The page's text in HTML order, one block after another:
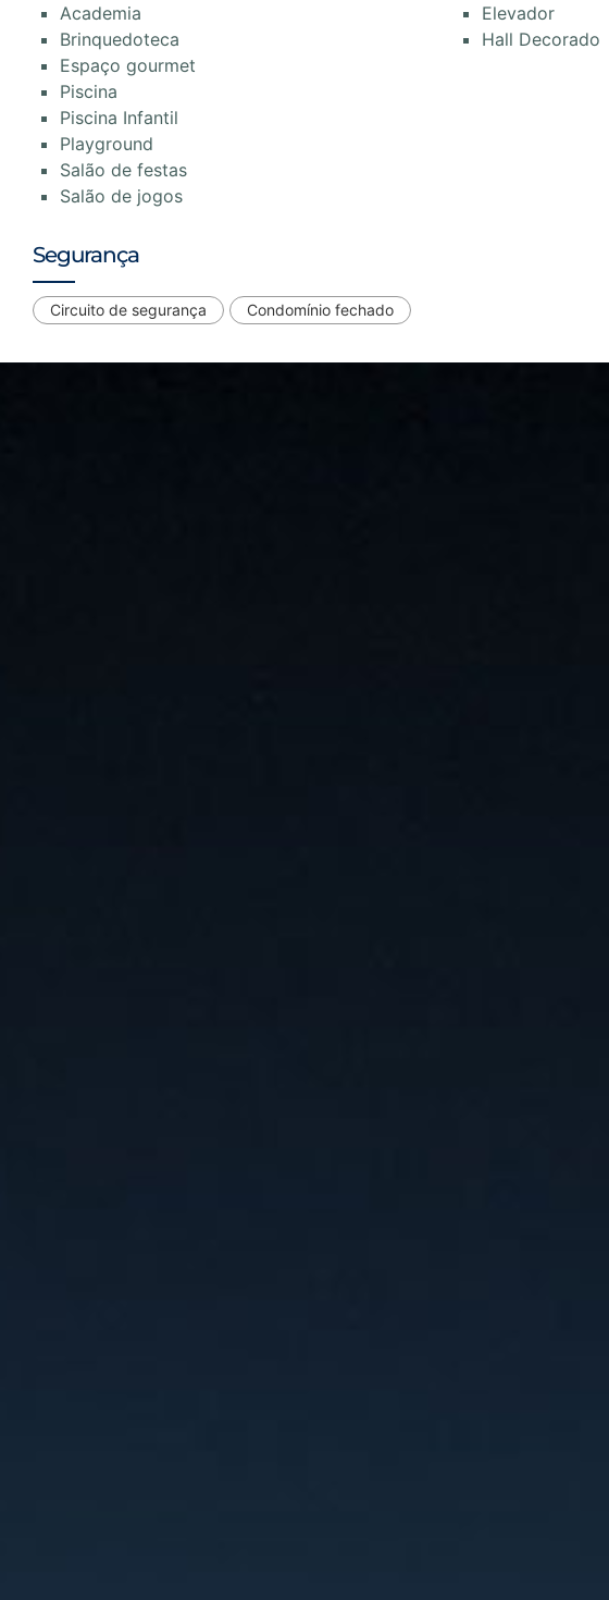
Academia
Brinquedoteca
Espaço gourmet
Piscina
Piscina Infantil
Playground
Salão de festas
Salão de jogos
Elevador
Hall Decorado
Segurança
Circuito de segurança Condomínio fechado